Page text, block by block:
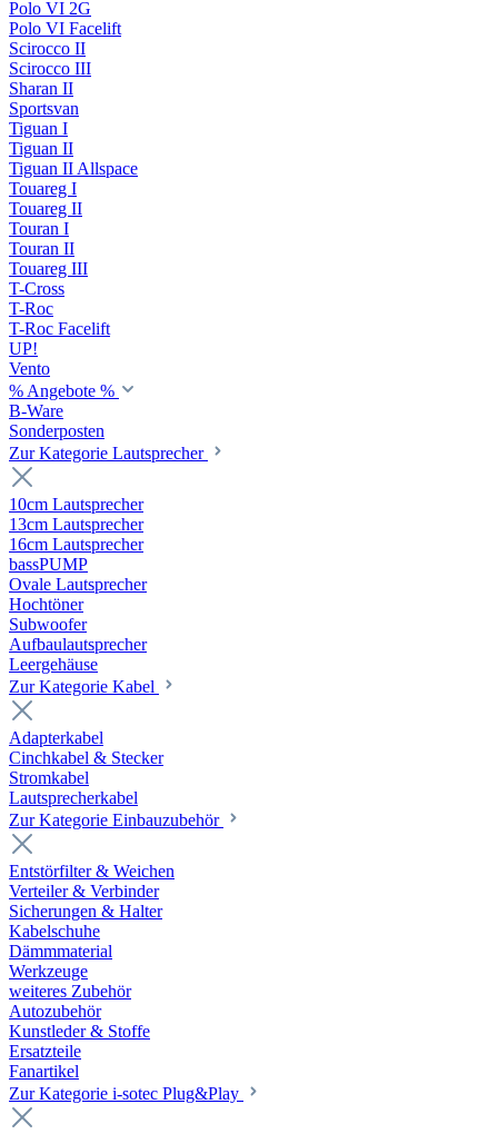
Polo VI 2G
Polo VI Facelift
Scirocco II
Scirocco III
Sharan II
Sportsvan
Tiguan I
Tiguan II
Tiguan II Allspace
Touareg I
Touareg II
Touran I
Touran II
Touareg III
T-Cross
T-Roc
T-Roc Facelift
UP!
Vento
% Angebote %
B-Ware
Sonderposten
Zur Kategorie Lautsprecher
10cm Lautsprecher
13cm Lautsprecher
16cm Lautsprecher
bassPUMP
Ovale Lautsprecher
Hochtöner
Subwoofer
Aufbaulautsprecher
Leergehäuse
Zur Kategorie Kabel
Adapterkabel
Cinchkabel & Stecker
Stromkabel
Lautsprecherkabel
Zur Kategorie Einbauzubehör
Entstörfilter & Weichen
Verteiler & Verbinder
Sicherungen & Halter
Kabelschuhe
Dämmmaterial
Werkzeuge
weiteres Zubehör
Autozubehör
Kunstleder & Stoffe
Ersatzteile
Fanartikel
Zur Kategorie i-sotec Plug&Play